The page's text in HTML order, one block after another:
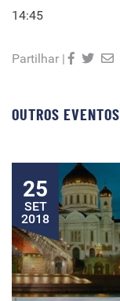
14:45
Partilhar |
OUTROS EVENTOS
25
SET
2018